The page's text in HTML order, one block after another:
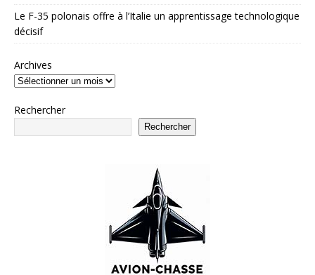
Le F-35 polonais offre à l’Italie un apprentissage technologique
décisif
Archives
Rechercher
Rechercher